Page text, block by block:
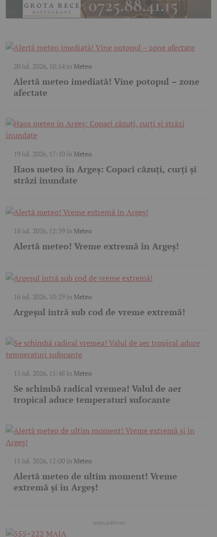
20 iul. 2026, 10:54în Meteo
Alertă meteo imediată! Vine potopul – zone
afectate
19 iul. 2026, 17:10în Meteo
Haos meteo în Argeș: Copaci căzuți, curți și
străzi inundate
18 iul. 2026, 12:39în Meteo
Alertă meteo! Vreme extremă în Argeș!
16 iul. 2026, 10:29în Meteo
Argeșul intră sub cod de vreme extremă!
15 iul. 2026, 15:48în Meteo
Se schimbă radical vremea! Valul de aer
tropical aduce temperaturi sufocante
11 iul. 2026, 12:00în Meteo
Alertă meteo de ultim moment! Vreme
extremă și în Argeș!